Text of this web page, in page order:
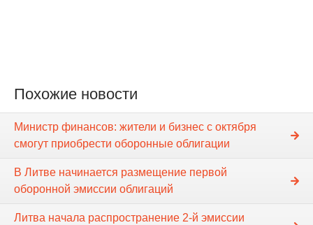
Похожие новости
Министр финансов: жители и бизнес с октября
смогут приобрести оборонные облигации
В Литве начинается размещение первой
оборонной эмиссии облигаций
Литва начала распространение 2-й эмиссии